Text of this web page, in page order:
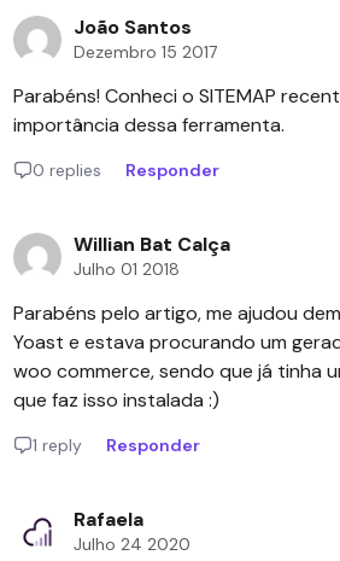
João Santos
Dezembro 15 2017
Parabéns! Conheci o SITEMAP
importância dessa ferramenta.
0 replies Responder
Willian Bat Calça
Julho 01 2018
Parabéns pelo artigo, me ajudou
Yoast e estava procurando um
woo commerce, sendo que já tinha
que faz isso instalada :)
1 reply Responder
Rafaela
Julho 24 2020